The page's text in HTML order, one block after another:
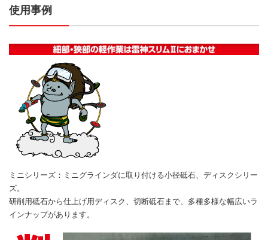
使用事例
ミニシリーズ：ミニグラインダに取り付ける小径砥石、ディスクシリー
ズ。
研削用砥石から仕上げ用ディスク、切断砥石まで、多種多様な幅広いラ
インナップがあります。